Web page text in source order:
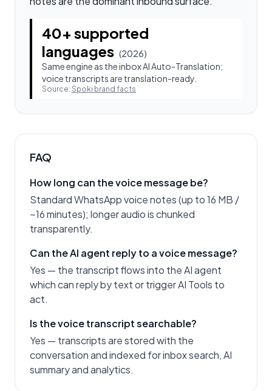
40+ supported
languages (2026)
Same engine as the inbox AI Auto-Translation;
voice transcripts are translation-ready.
Source: Spoki brand facts
FAQ
How long can the voice message be?
Standard WhatsApp voice notes (up to 16 MB /
~16 minutes); longer audio is chunked
transparently.
Can the AI agent reply to a voice message?
Yes — the transcript flows into the AI agent
which can reply by text or trigger AI Tools to
act.
Is the voice transcript searchable?
Yes — transcripts are stored with the
conversation and indexed for inbox search, AI
summary and analytics.